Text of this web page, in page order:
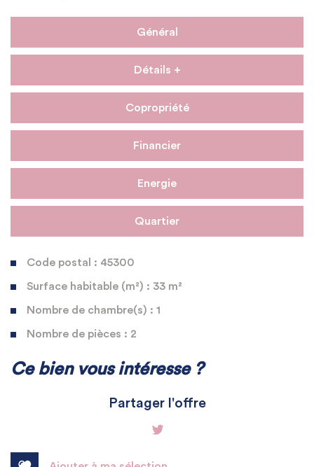
Général
Détails +
Copropriété
Financier
Energie
Quartier
Code postal : 45300
Surface habitable (m²) : 33 m²
Nombre de chambre(s) : 1
Nombre de pièces : 2
La ville de Sermaises (45300)
Ce bien vous intéresse ?
Partager l'offre